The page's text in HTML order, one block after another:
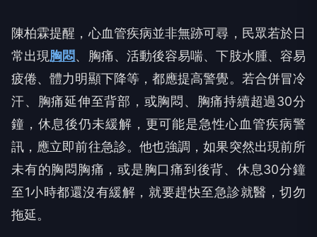
陳柏霖提醒，心血管疾病並非無跡可尋，民眾若於日
常出現胸悶、胸痛、活動後容易喘、下肢水腫、容易
疲倦、體力明顯下降等，都應提高警覺。若合併冒冷
汗、胸痛延伸至背部，或胸悶、胸痛持續超過30分
鐘，休息後仍未緩解，更可能是急性心血管疾病警
訊，應立即前往急診。他也強調，如果突然出現前所
未有的胸悶胸痛，或是胸口痛到後背、休息30分鐘
至1小時都還沒有緩解，就要趕快至急診就醫，切勿
拖延。